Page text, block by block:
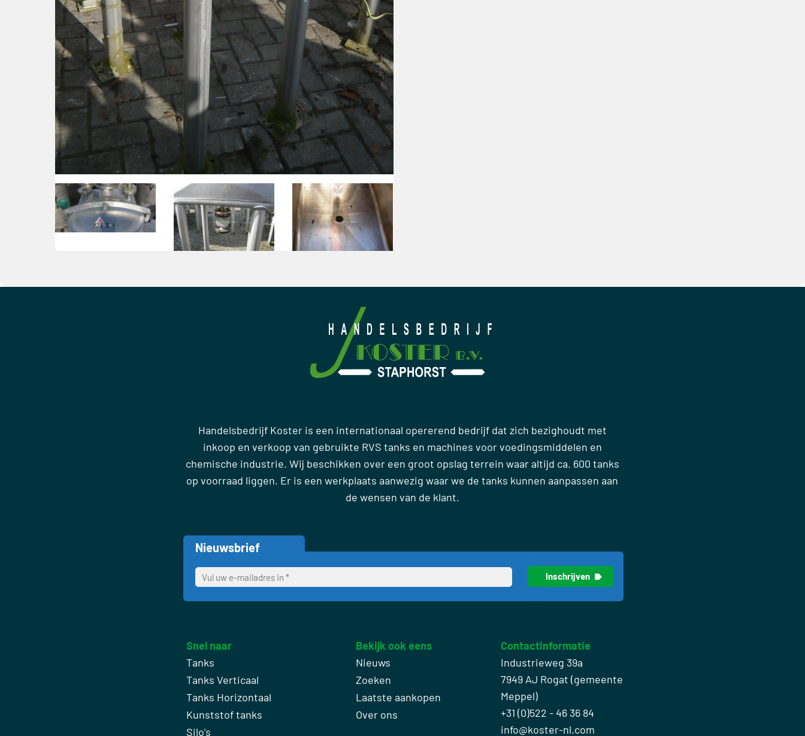
Handelsbedrijf Koster is een internationaal opererend bedrijf dat zich bezighoudt met
inkoop en verkoop van gebruikte RVS tanks en machines voor voedingsmiddelen en
chemische industrie. Wij beschikken over een groot opslag terrein waar altijd ca. 600 tanks
op voorraad liggen. Er is een werkplaats aanwezig waar we de tanks kunnen aanpassen aan
de wensen van de klant.
Nieuwsbrief
Snel naar
Tanks
Tanks Verticaal
Tanks Horizontaal
Kunststof tanks
Silo's
Bekijk ook eens
Nieuws
Zoeken
Laatste aankopen
Over ons
Contactinformatie
Industrieweg 39a
7949 AJ Rogat (gemeente
Meppel)
+31 (0)522 - 46 36 84
info@koster-nl.com